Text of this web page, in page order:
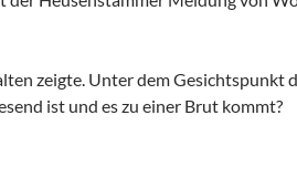
zeigte. Unter dem Gesichtspunkt
ist und es zu einer Brut kommt?